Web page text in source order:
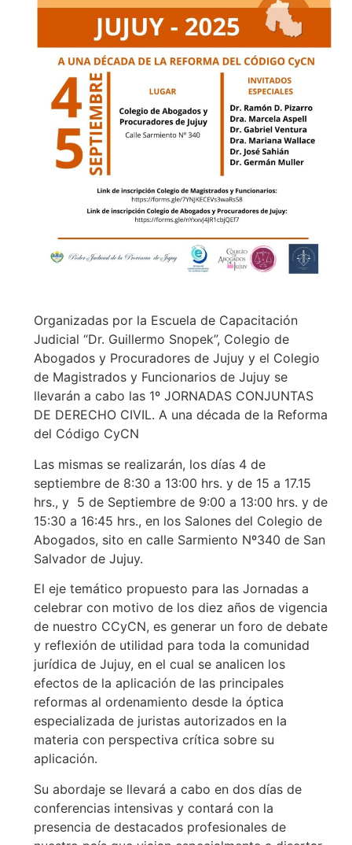
Organizadas por la Escuela de Capacitación
Judicial “Dr. Guillermo Snopek”, Colegio de
Abogados y Procuradores de Jujuy y el Colegio
de Magistrados y Funcionarios de Jujuy se
llevarán a cabo las 1º JORNADAS CONJUNTAS
DE DERECHO CIVIL. A una década de la Reforma
del Código CyCN
Las mismas se realizarán, los días 4 de
septiembre de 8:30 a 13:00 hrs. y de 15 a 17.15
hrs., y 5 de Septiembre de 9:00 a 13:00 hrs. y de
15:30 a 16:45 hrs., en los Salones del Colegio de
Abogados, sito en calle Sarmiento Nº340 de San
Salvador de Jujuy.
El eje temático propuesto para las Jornadas a
celebrar con motivo de los diez años de vigencia
de nuestro CCyCN, es generar un foro de debate
y reflexión de utilidad para toda la comunidad
jurídica de Jujuy, en el cual se analicen los
efectos de la aplicación de las principales
reformas al ordenamiento desde la óptica
especializada de juristas autorizados en la
materia con perspectiva crítica sobre su
aplicación.
Su abordaje se llevará a cabo en dos días de
conferencias intensivas y contará con la
presencia de destacados profesionales de